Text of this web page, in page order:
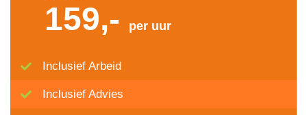
159,- per uur
Inclusief Arbeid
Inclusief Advies